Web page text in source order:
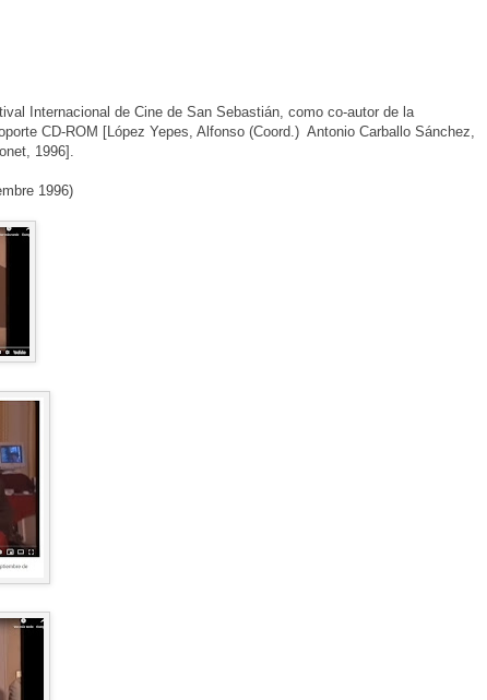
Internacional de Cine de San Sebastián, como co-autor de la
CD-ROM [López Yepes, Alfonso (Coord.) Antonio Carballo Sánchez,
1996].
1996)